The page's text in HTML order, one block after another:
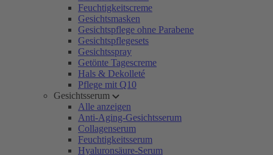
Feuchtigkeitscreme
Gesichtsmasken
Gesichtspflege ohne Parabene
Gesichtspflegesets
Gesichtsspray
Getönte Tagescreme
Hals & Dekolleté
Pflege mit Q10
Gesichtsserum
Alle anzeigen
Anti-Aging-Gesichtsserum
Collagenserum
Feuchtigkeitsserum
Hyaluronsäure-Serum